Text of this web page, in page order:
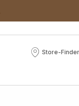
Store-Finder
Store-